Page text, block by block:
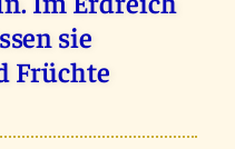
sie
Früchte